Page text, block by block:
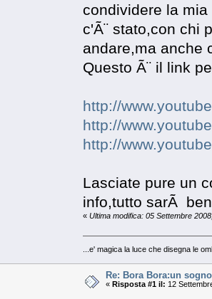
condividere la
c'Ã¨ stato,con chi
andare,ma anche
Questo Ã¨ il link
http://
http://
http://
Lasciate pure un
info,tutto sarÃ
« Ultima modifica: 05 Settembre
...e' magica la luce che disegna le
Re: Bora Bora:un
« Risposta #1 il: 12